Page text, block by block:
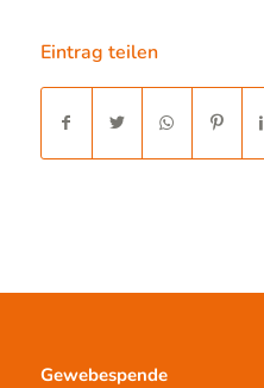
Eintrag teilen
Gewebespende